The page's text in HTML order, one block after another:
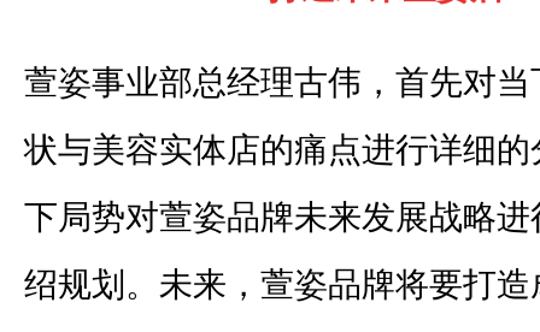
萱姿事业部总经理古伟，首先对
状与美容实体店的痛点进行详细
下局势对萱姿品牌未来发展战略
绍规划。未来，萱姿品牌将要打